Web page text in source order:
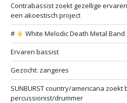
Contrabassist zoekt gezellige
een akoestisch project
#
White Melodic Death Metal
Ervaren bassist
Gezocht: zangeres
SUNBURST country/americana zoekt
percussionist/drummer